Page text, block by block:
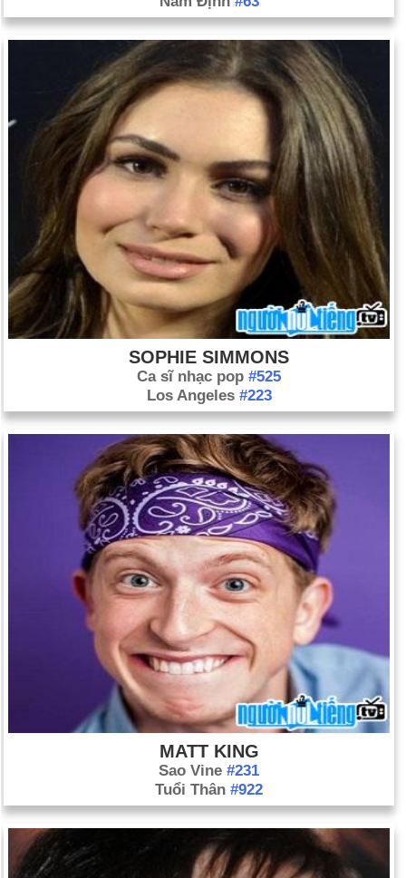
SOPHIE SIMMONS
Ca sĩ nhạc pop #525
Los Angeles #223
MATT KING
Sao Vine #231
Tuổi Thân #922